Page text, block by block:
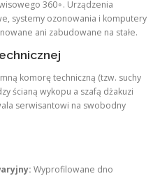
360∘. Urządzenia
systemy ozonowania i komputery
ani zabudowane na stałe.
komorę techniczną (tzw. suchy
ścianą wykopu a szafą dżakuzi
serwisantowi na swobodny
Wyprofilowane dno